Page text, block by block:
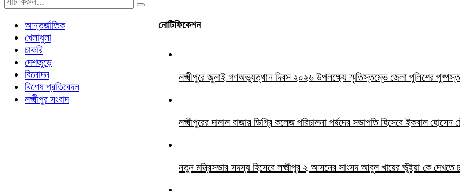
নোটিফিকেশন
লক্ষ্মীপুরে জুলাই গণঅভ্যুত্থান দিবস ২০২৬ উপলক্ষ্যে স্মৃতিস্তম্ভে জেলা পুলিশের
লক্ষ্মীপুরের দালাল বাজার ডিগ্রি কলেজ পরিচালনা পর্ষদের সভাপতি হিসেবে ইকবাল
নতুন মন্ত্রিসভার সদস্য হিসেবে লক্ষ্মীপুর ২ আসনের সাংসদ আবুল খায়ের ভূঁইয়া কে দেখতে
আন্তর্জাতিক
খেলাধুলা
চাকরি
দেশজুড়ে
বিনোদন
বিশেষ প্রতিবেদন
লক্ষ্মীপুর সংবাদ